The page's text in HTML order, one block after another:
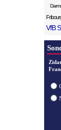
VfB